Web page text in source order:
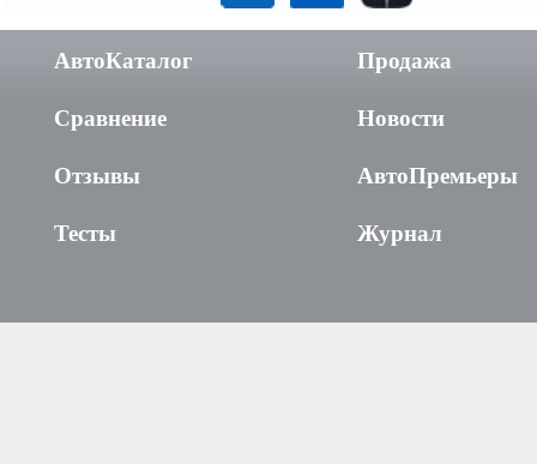
АвтоКаталог
Сравнение
Отзывы
Тесты
Продажа
Новости
АвтоПремьеры
Журнал